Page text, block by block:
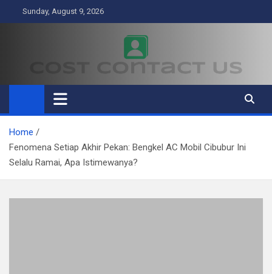
to
Sunday, August 9, 2026
Cost Contact Us
Business
Home
Fenomena Setiap Akhir Pekan: Bengkel AC Mobil Cibubur Ini
Selalu Ramai, Apa Istimewanya?